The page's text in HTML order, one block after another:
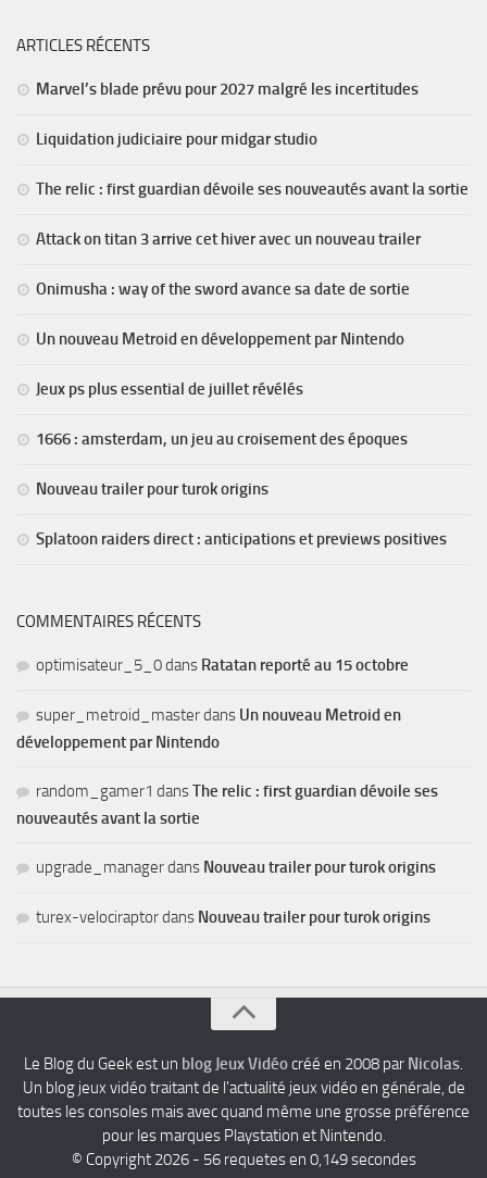
ARTICLES RÉCENTS
Marvel’s blade prévu pour 2027 malgré les incertitudes
Liquidation judiciaire pour midgar studio
The relic : first guardian dévoile ses nouveautés avant la sortie
Attack on titan 3 arrive cet hiver avec un nouveau trailer
Onimusha : way of the sword avance sa date de sortie
Un nouveau Metroid en développement par Nintendo
Jeux ps plus essential de juillet révélés
1666 : amsterdam, un jeu au croisement des époques
Nouveau trailer pour turok origins
Splatoon raiders direct : anticipations et previews positives
COMMENTAIRES RÉCENTS
optimisateur_5_0dans Ratatan reporté au 15 octobre
super_metroid_masterdans Un nouveau Metroid en
développement par Nintendo
random_gamer1 dansThe relic : first guardian dévoile ses
nouveautés avant la sortie
upgrade_managerdans Nouveau trailer pour turok origins
turex-velociraptordans Nouveau trailer pour turok origins
Le Blog du Geek est un blog Jeux Vidéocréé en 2008 par Nicolas.
Un blog jeux vidéo traitant de l'actualité jeux vidéo en générale, de
toutes les consoles mais avec quand même une grosse préférence
pour les marques Playstation et Nintendo.
© Copyright 2026 - 56 requetes en 0,149 secondes